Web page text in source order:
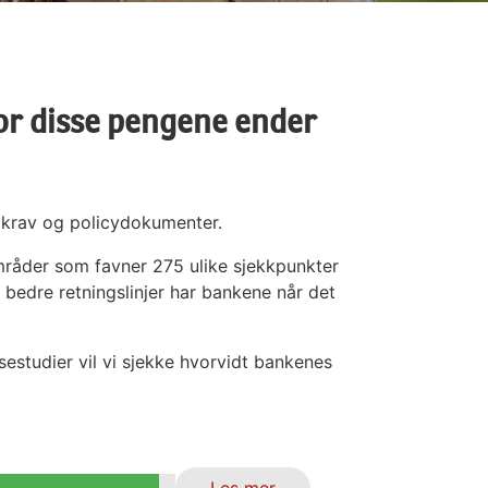
disse pengene ender
og policydokumenter.
som favner 275 ulike sjekkpunkter
retningslinjer har bankene når det
vil vi sjekke hvorvidt bankenes